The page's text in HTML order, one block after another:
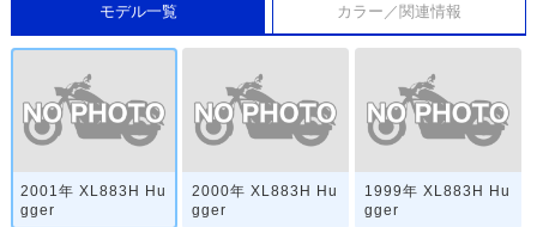
モデル一覧 カラー／関連情報
2001年 XL883H Hu
gger
2000年 XL883H Hu
gger
1999年 XL883H Hu
gger